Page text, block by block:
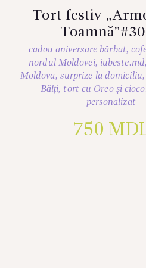
Tort festiv
cadou aniversare bărbat,
nordul Moldovei, iubeste.md,
Moldova, surprize la domiciliu,
Bălți, tort cu Oreo și
personalizat
750